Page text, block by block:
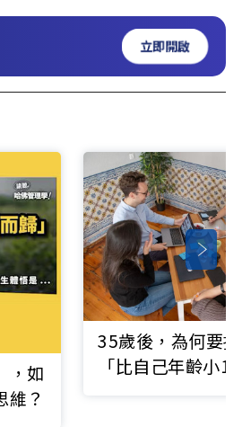
立即開啟
，如
維？
35歲後，為何要
「比自己年齡小